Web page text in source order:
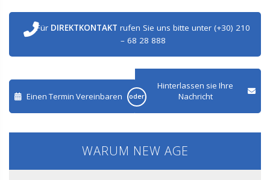
Für DIREKTKONTAKT rufen Sie uns bitte unter (+30) 210
– 68 28 888
Einen Termin Vereinbaren oder
Hinterlassen sie Ihre
Nachricht
WARUM NEW AGE